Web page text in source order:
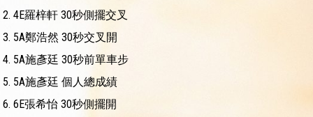
2. 4E羅梓軒 30秒側擺交叉
3. 5A鄭浩然 30秒交叉開
4. 5A施彥廷 30秒前單車步
5. 5A施彥廷 個人總成績
6. 6E張希怡 30秒側擺開